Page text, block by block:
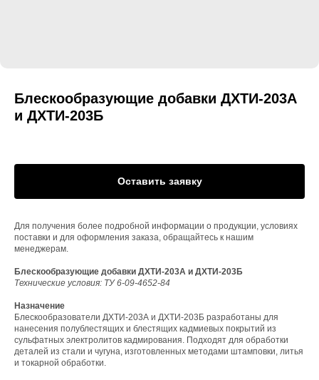
Блескообразующие добавки ДХТИ-203А
и ДХТИ-203Б
Оставить заявку
Для получения более подробной информации о продукции, условиях
поставки и для оформления заказа, обращайтесь к нашим
менеджерам.
Блескообразующие добавки ДХТИ-203А и ДХТИ-203Б
Технические условия: ТУ 6-09-4652-84
Назначение
Блескообразователи ДХТИ-203А и ДХТИ-203Б разработаны для
нанесения полублестящих и блестящих кадмиевых покрытий из
сульфатных электролитов кадмирования. Подходят для обработки
деталей из стали и чугуна, изготовленных методами штамповки, литья
и токарной обработки.